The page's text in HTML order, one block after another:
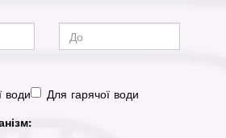
води
Для гарячої води